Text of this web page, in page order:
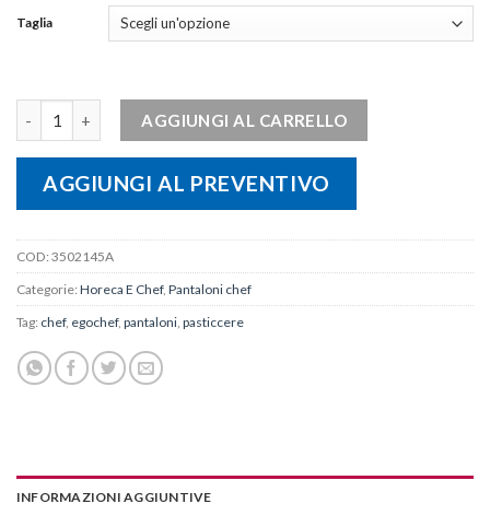
Taglia
AGGIUNGI AL CARRELLO
AGGIUNGI AL PREVENTIVO
COD: 3502145A
Categorie: Horeca E Chef, Pantaloni chef
Tag: chef, egochef, pantaloni, pasticcere
INFORMAZIONI AGGIUNTIVE